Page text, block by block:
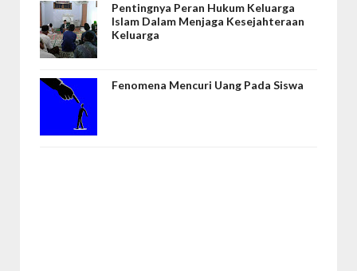
Pentingnya Peran Hukum Keluarga
Islam Dalam Menjaga Kesejahteraan
Keluarga
Fenomena Mencuri Uang Pada Siswa